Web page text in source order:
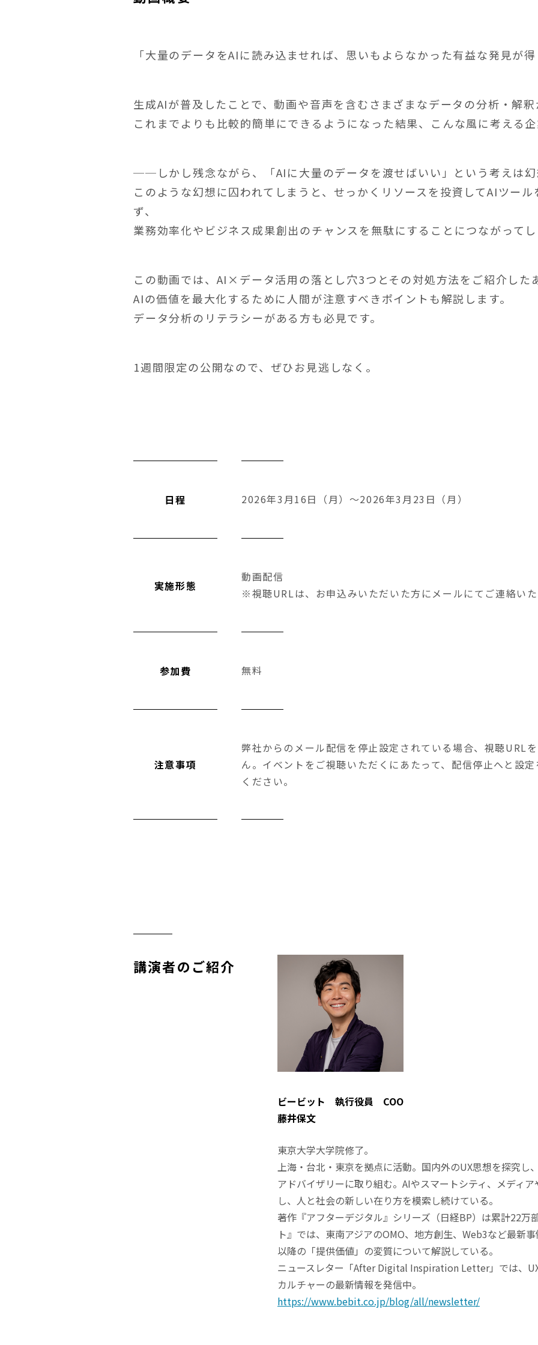
「大量のデータをAIに読み込ませれば、思いもよらなかった有益な発見が
生成AIが普及したことで、動画や音声を含むさまざまなデータの分析・解
これまでよりも比較的簡単にできるようになった結果、こんな風に考える
──しかし残念ながら、「AIに大量のデータを渡せばいい」という考えは
このような幻想に囚われてしまうと、せっかくリソースを投資してAIツー
ず、
業務効率化やビジネス成果創出のチャンスを無駄にすることにつながって
この動画では、AI×データ活用の落とし穴3つとその対処方法をご紹介した
AIの価値を最大化するために人間が注意すべきポイントも解説します。
データ分析のリテラシーがある方も必見です。
1週間限定の公開なので、ぜひお見逃しなく。
日程 2026年3月16日（月）～2026年3月23日（月）
実施形態
動画配信
※視聴URLは、お申込みいただいた方にメールにてご連絡い
参加費 無料
注意事項
弊社からのメール配信を停止設定されている場合、視聴URL
ん。イベントをご視聴いただくにあたって、配信停止へと設
ください。
講演者のご紹介
ビービット 執行役員 COO
藤井保文
東京大学大学院修了。
上海・台北・東京を拠点に活動。国内外のUX思想を探究し
アドバイザリーに取り組む。AIやスマートシティ、メディ
し、人と社会の新しい在り方を模索し続けている。
著作『アフターデジタル』シリーズ（日経BP）は累計22万
ト』では、東南アジアのOMO、地方創生、Web3など最新
以降の「提供価値」の変質について解説している。
ニュースレター「After Digital Inspiration Letter」では、
カルチャーの最新情報を発信中。
https://www.bebit.co.jp/blog/all/newsletter/